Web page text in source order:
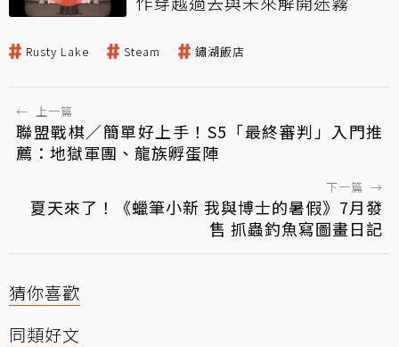
Rusty Lake Steam 鏽湖飯店
← 上一篇
聯盟戰棋／簡單好上手！S5「最終審判」入門推
薦：地獄軍團、龍族孵蛋陣
下一篇 →
夏天來了！《蠟筆小新 我與博士的暑假》7月發
售 抓蟲釣魚寫圖畫日記
猜你喜歡
同類好文